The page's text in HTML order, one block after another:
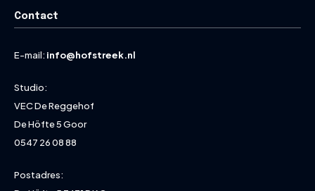
Contact
E-mail: info@hofstreek.nl
Studio:
VEC De Reggehof
De Höfte 5 Goor
0547 26 08 88
Postadres: